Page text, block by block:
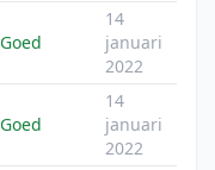
Goed
14
januari
2022
Goed
14
januari
2022